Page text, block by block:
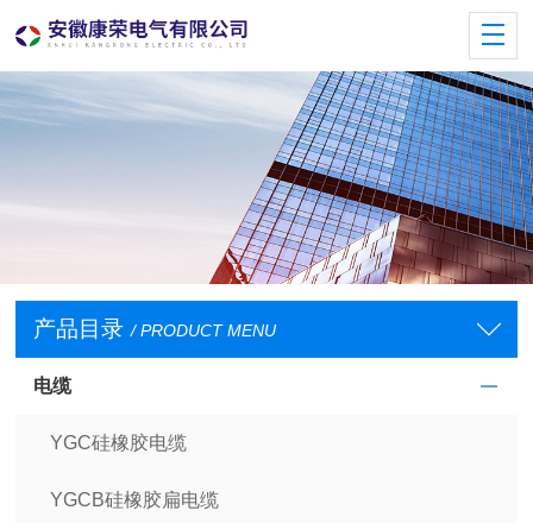
产品目录 / PRODUCT MENU
电缆
YGC硅橡胶电缆
YGCB硅橡胶扁电缆